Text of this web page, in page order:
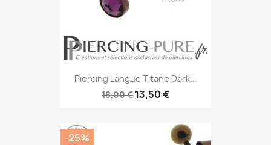
Piercing Langue Titane Dark...
18,00 € 13,50 €
-25%